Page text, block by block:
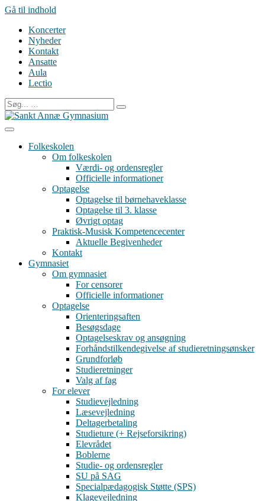
Gå til indhold
Koncerter
Nyheder
Kontakt
Ansatte
Aula
Lectio
Folkeskolen
Om folkeskolen
Værdi- og ordensregler
Officielle informationer
Optagelse
Optagelse til børnehaveklasse
Optagelse til 3. klasse
Øvrigt optag
Praktisk-Musisk Kompetencecenter
Aktuelle Begivenheder
Kontakt
Gymnasiet
Om gymnasiet
For censorer
Officielle informationer
Optagelse
Orienteringsaften
Besøgsdage
Optagelseskrav og ansøgning
Forhåndstilkendegivelse af studieretningsønsker
Grundforløb
Studieretninger
Valg af fag
For elever
Studievejledning
Læsevejledning
Deltagerbetaling
Studieture (+ Rejseforsikring)
Elevrådet
Boblerne
Studie- og ordensregler
SU på SAG
Specialpædagogisk Støtte (SPS)
Klagevejledning